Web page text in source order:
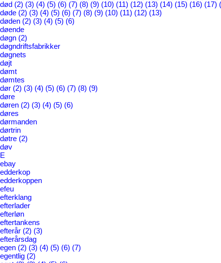
død (2) (3) (4) (5) (6) (7) (8) (9) (10) (11) (12) (13) (14) (15) (16) (17)
døde (2) (3) (4) (5) (6) (7) (8) (9) (10) (11) (12) (13)
døden (2) (3) (4) (5) (6)
døende
døgn (2)
døgndriftsfabrikker
døgnets
døjt
dømt
dømtes
dør (2) (3) (4) (5) (6) (7) (8) (9)
døre
døren (2) (3) (4) (5) (6)
døres
dørmanden
dørtrin
døtre (2)
døv
E
ebay
edderkop
edderkoppen
efeu
efterklang
efterlader
efterløn
eftertankens
efterår (2) (3)
efterårsdag
egen (2) (3) (4) (5) (6) (7)
egentlig (2)